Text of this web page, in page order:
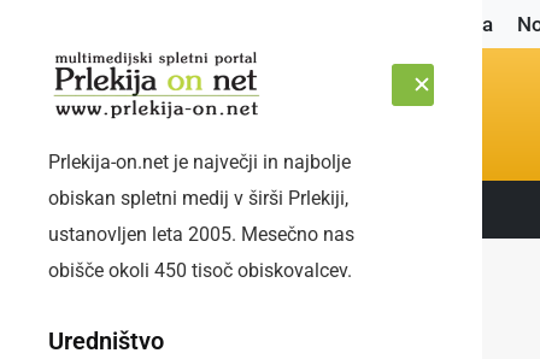
Naslovnica
ČETRTEK, 6. AVGUST 2026 Sledite nam:
Prlekija-on.net je največji in najbolje
obiskan spletni medij v širši Prlekiji,
ustanovljen leta 2005. Mesečno nas
obišče okoli 450 tisoč obiskovalcev.
Uredništvo